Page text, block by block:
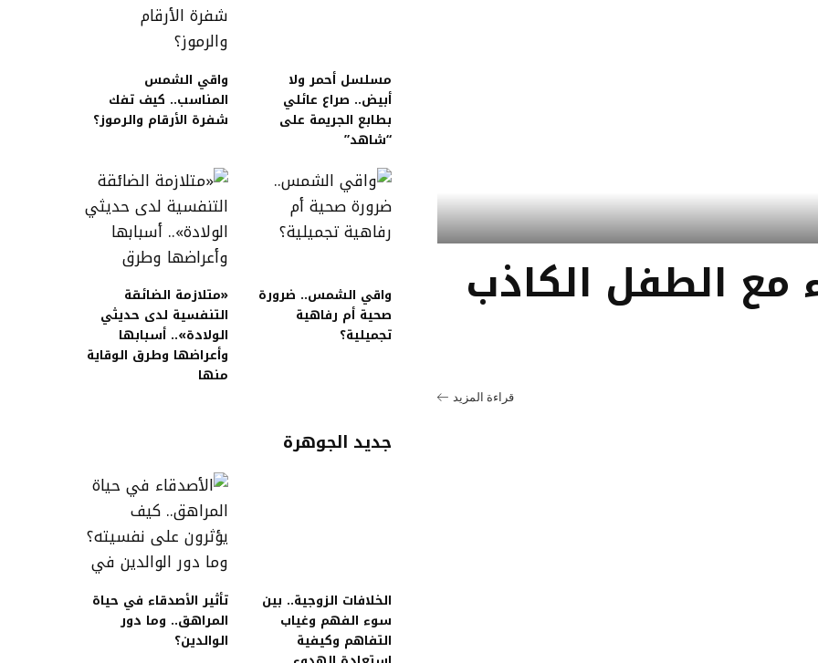
مع الطفل الكاذب
قراءة المزيد
مسلسل أحمر ولا
أبيض.. صراع عائلي
بطابع الجريمة على
“شاهد”
واقي الشمس
المناسب.. كيف تفك
شفرة الأرقام والرموز؟
واقي الشمس.. ضرورة
صحية أم رفاهية
تجميلية؟
«متلازمة الضائقة
التنفسية لدى حديثي
الولادة».. أسبابها
وأعراضها وطرق الوقاية
منها
جديد الجوهرة
الخلافات الزوجية.. بين
سوء الفهم وغياب
التفاهم وكيفية
تأثير الأصدقاء في حياة
المراهق.. وما دور
الوالدين؟